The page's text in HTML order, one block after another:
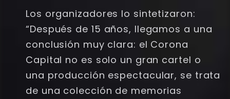
Los organizadores lo sintetizaron:
“Después de 15 años, llegamos a una
conclusión muy clara: el Corona
Capital no es solo un gran cartel o
una producción espectacular, se trata
de una colección de memorias